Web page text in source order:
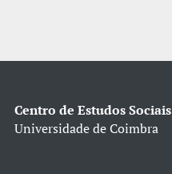
Centro de Estudos Sociais
Universidade de Coimbra